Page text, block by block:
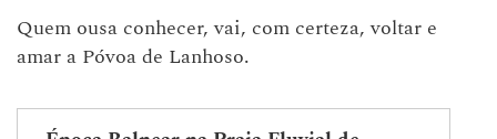
Quem ousa conhecer, vai, com certeza, voltar e
amar a Póvoa de Lanhoso.